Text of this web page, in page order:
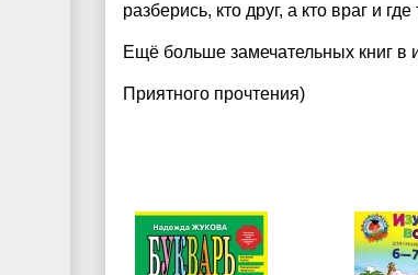
разберись, кто друг, а кто враг и
Ещё больше замечательных книг в
Приятного прочтения)